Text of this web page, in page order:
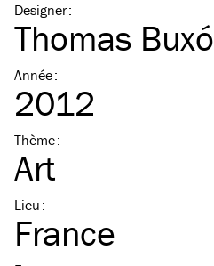
Designer:
Thomas Buxó
Année:
2012
Thème:
Art
Lieu :
France